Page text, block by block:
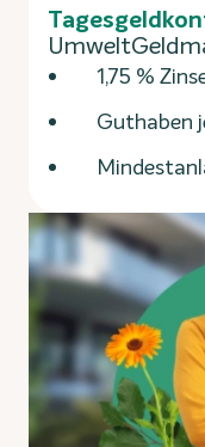
1,75 %
Guthaben